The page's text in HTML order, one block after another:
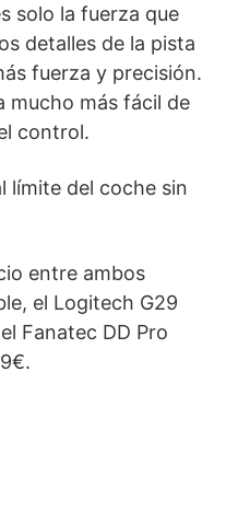
solo la fuerza que
detalles de la pista
fuerza y precisión.
mucho más fácil de
control.
límite del coche sin
entre ambos
el Logitech G29
Fanatec DD Pro